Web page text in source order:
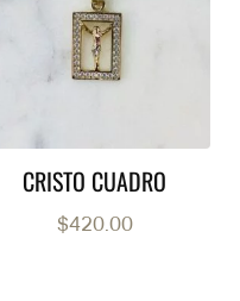
CRISTO CUADRO
$420.00